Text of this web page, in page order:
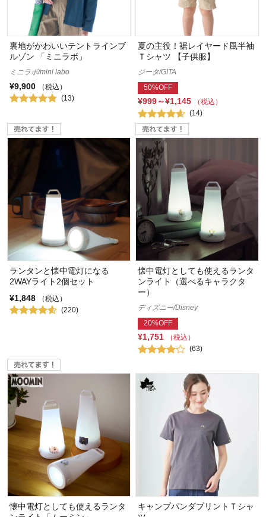
裏地がかわいいテントラインブ
ルゾン 「ミニラボ」
ミニラボ/mini labo
¥9,900
（税込）
(13)
夏の主役！裾レイヤード風半袖
Ｔシャツ 【子供服】
ジータ/GITA
50%OFF
¥999～¥1,145
（税込）
(14)
ランタンと懐中電灯になる
2WAYライト2個セット
¥1,848
（税込）
(220)
懐中電灯としても使えるランタ
ンライト（選べるキャラクタ
ー）
ディズニー/Disney
20%OFF
¥1,751
（税込）
(63)
懐中電灯としても使えるランタ
キャンプパンダプリントＴシャ